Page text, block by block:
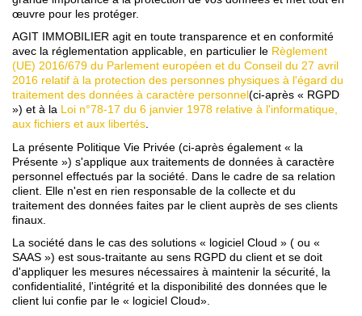
Contact
œuvre pour les protéger.
AGIT IMMOBILIER agit en toute transparence et en conformité
avec la réglementation applicable, en particulier le Règlement
(UE) 2016/679 du Parlement européen et du Conseil du 27 avril
2016 relatif à la protection des personnes physiques à l'égard du
traitement des données à caractère personnel(ci-après « RGPD
») et à la Loi n°78-17 du 6 janvier 1978 relative à l'informatique,
aux fichiers et aux libertés
La présente Politique Vie Privée (ci-après également « la
Présente ») s'applique aux traitements de données à caractère
personnel effectués par la société. Dans le cadre de sa relation
client. Elle n'est en rien responsable de la collecte et du
traitement des données faites par le client auprès de ses clients
finaux.
La société dans le cas des solutions « logiciel Cloud » ( ou «
SAAS ») est sous-traitante au sens RGPD du client et se doit
d'appliquer les mesures nécessaires à maintenir la sécurité, la
confidentialité, l'intégrité et la disponibilité des données que le
client lui confie par le « logiciel Cloud».